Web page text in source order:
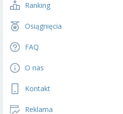
Ranking
Osiągnięcia
FAQ
O nas
Kontakt
Reklama